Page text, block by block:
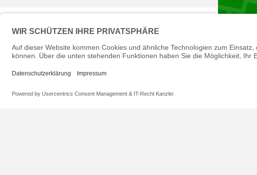
LANGER SCHAFT - BLACK